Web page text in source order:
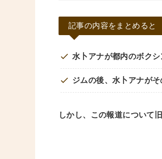
記事の内容をまとめると
水卜アナが都内のボク
ジムの後、水卜アナが
しかし、この報道について